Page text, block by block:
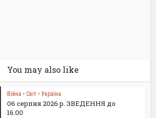
You may also like
Війна • Світ • Україна
06 серпня 2026 р. ЗВЕДЕННЯ до
16.00